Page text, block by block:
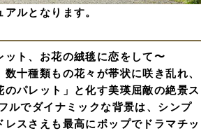
ルとなります。
ット、お花の絨毯に恋をして〜
十種類もの花々が帯状に咲き乱れ、
のパレット」と化す美瑛屈敵の絶景ス
ルでダイナミックな背景は、シンプ
レスさえも最高にポップでドラマチッ